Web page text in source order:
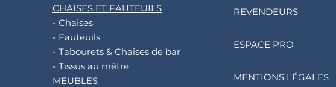
CHAISES ET FAUTEUILS
- Chaises
- Fauteuils
- Tabourets & Chaises de bar
- Tissus au mètre
MEUBLES
REVENDEURS
ESPACE PRO
MENTIONS LÉGALES